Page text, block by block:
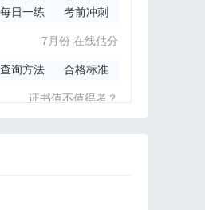
导书
成项目管
方指导教材
每日一练 考前冲刺
7月份 在线估分
查询方法 合格标准
证书值不值得考？